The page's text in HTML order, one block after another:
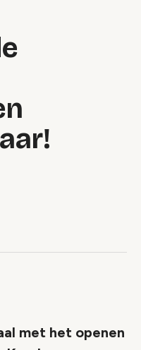
met het openen